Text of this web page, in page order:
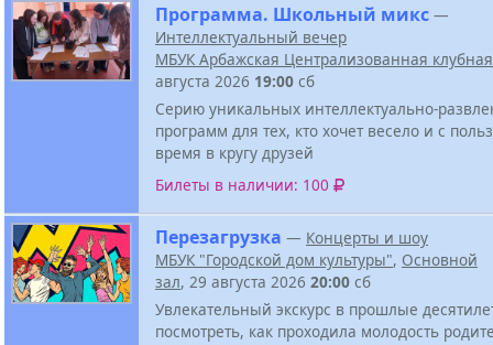
Программа. Школьный микс —
Интеллектуальный вечер
МБУК Арбажская Централизованная
августа 2026 19:00 сб
Серию уникальных интеллектуально-
программ для тех, кто хочет весело и с
время в кругу друзей
Билеты в наличии: 100
Перезагрузка — Концерты и шоу
МБУК "Городской дом культуры", Основной
зал, 29 августа 2026 20:00 сб
Увлекательный экскурс в прошлые
посмотреть, как проходила молодость